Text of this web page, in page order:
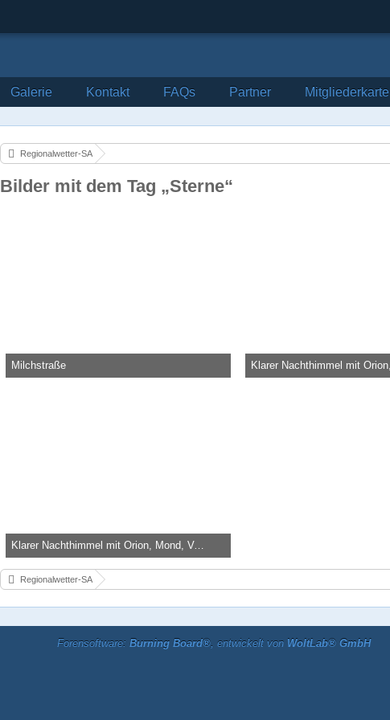
Galerie Kontakt FAQs Partner Mitgliederkarte
Regionalwetter-SA
Bilder mit dem Tag „Sterne“
Milchstraße
Knolau -20. September 2020, 23:51
Knolau -29. März 2020, 21:29
Klarer Nachthimmel mit Orion, Mond, Venus und ISS
Knolau -29. März 2020, 21:29
39.670
0 2
Regionalwetter-SA
Forensoftware: Burning Board®, entwickelt von WoltLab® GmbH